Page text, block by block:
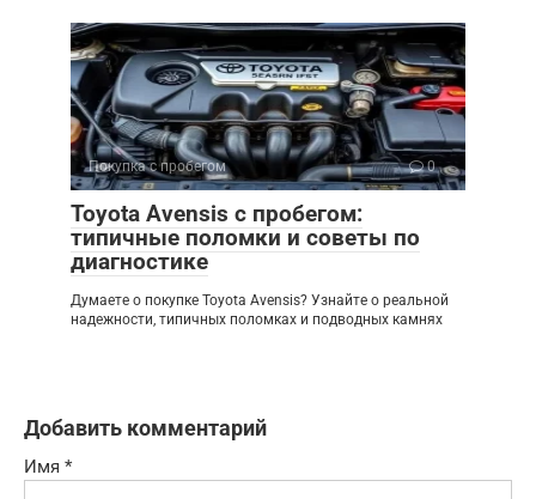
Покупка с пробегом 0
Toyota Avensis с пробегом:
типичные поломки и советы по
диагностике
Думаете о покупке Toyota Avensis? Узнайте о реальной
надежности, типичных поломках и подводных камнях
Добавить комментарий
Имя *